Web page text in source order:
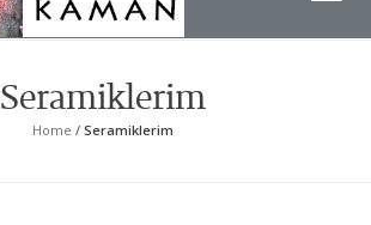
Seramiklerim
Home / Seramiklerim